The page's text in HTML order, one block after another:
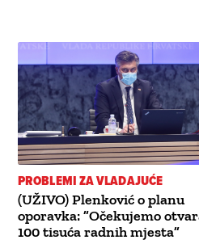
PROBLEMI ZA VLADAJUĆE
(UŽIVO) Plenković o planu
oporavka: ”Očekujemo
100 tisuća radnih mjesta”